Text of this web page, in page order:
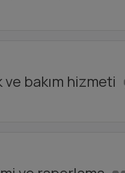
bakım hizmeti